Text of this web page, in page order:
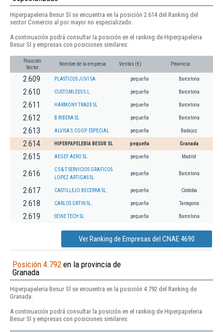
Hiperpapeleria Besur Sl se encuentra en la posición 2.614 del Ranking del
sector Comercio al por mayor no especializado.
A continuación podrá consultar la posición en el ranking de Hiperpapeleria
Besur Sl y empresas con posiciones similares:
Posición
Sector
Nombre de la empresa Ventas (€) Provincia
2.609 PLASTICOS JUVI SA pequeña Barcelona
2.610 CUSTOMLEDS S.L. pequeña Barcelona
2.611 HARMONY TRADE SL pequeña Barcelona
2.612 B RIBERA SL pequeña Barcelona
2.613 ALVISA S.COOP. ESPECIAL pequeña Badajoz
2.614 HIPERPAPELERIA BESUR SL pequeña Granada
2.615 AEGEF AERO SL. pequeña Madrid
2.616
C S & T SERVICIOS GRAFICOS
LOPEZ ARTIGAS SL
pequeña Barcelona
2.617 CASTILLEJO BECERRA SL. pequeña Córdoba
2.618 CARLOS ORTIN SL. pequeña Tarragona
2.619 SEINE TECH SL pequeña Barcelona
Ver Ranking de Empresas del CNAE 4690
Posición 4.792 en la provincia de
Granada
Hiperpapeleria Besur Sl se encuentra en la posición 4.792 del Ranking de
Granada.
A continuación podrá consultar la posición en el ranking de Hiperpapeleria
Besur Sl y empresas con posiciones similares: